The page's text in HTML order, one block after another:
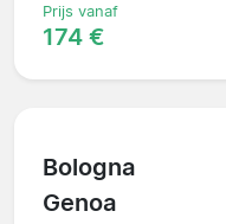
Prijs vanaf
174 €
Bologna
Genoa